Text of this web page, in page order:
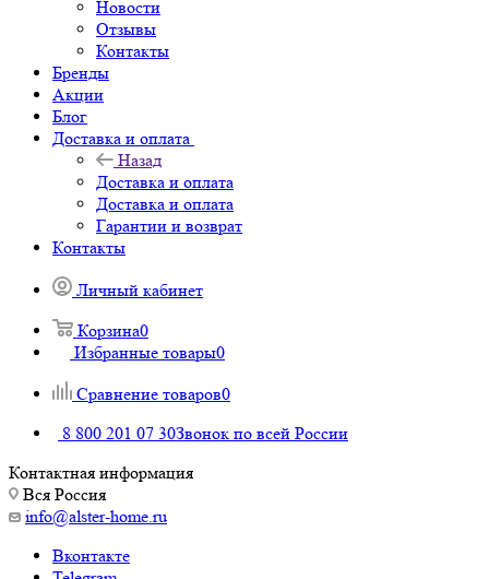
Новости
Отзывы
Контакты
Бренды
Акции
Блог
Доставка и оплата
Назад
Доставка и оплата
Доставка и оплата
Гарантии и возврат
Контакты
Личный кабинет
Корзина0
Избранные товары0
Сравнение товаров0
8 800 201 07 30Звонок по всей России
Контактная информация
Вся Россия
info@alster-home.ru
Вконтакте